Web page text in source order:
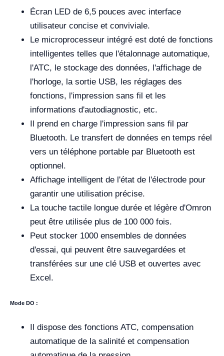
Écran LED de 6,5 pouces avec interface
utilisateur concise et conviviale.
Le microprocesseur intégré est doté de fonctions
intelligentes telles que l'étalonnage automatique,
l'ATC, le stockage des données, l'affichage de
l'horloge, la sortie USB, les réglages des
fonctions, l'impression sans fil et les
informations d'autodiagnostic, etc.
Il prend en charge l'impression sans fil par
Bluetooth. Le transfert de données en temps réel
vers un téléphone portable par Bluetooth est
optionnel.
Affichage intelligent de l'état de l'électrode pour
garantir une utilisation précise.
La touche tactile longue durée et légère d'Omron
peut être utilisée plus de 100 000 fois.
Peut stocker 1000 ensembles de données
d'essai, qui peuvent être sauvegardées et
transférées sur une clé USB et ouvertes avec
Excel.
Mode DO :
Il dispose des fonctions ATC, compensation
automatique de la salinité et compensation